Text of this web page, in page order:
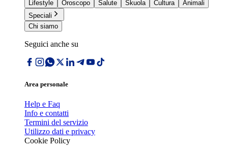
Lifestyle
Oroscopo Salute Skuola Cultura
Animali
Speciali
Chi siamo
Seguici anche su
Area personale
Help e Faq
Info e contatti
Termini del servizio
Utilizzo dati e privacy
Cookie Policy